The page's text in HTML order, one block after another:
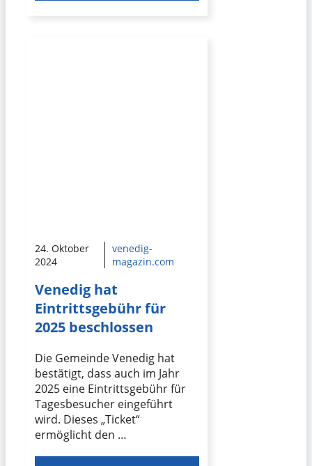
24. Oktober
2024
venedig-
magazin.com
Venedig hat
Eintrittsgebühr für
2025 beschlossen
Die Gemeinde Venedig hat
bestätigt, dass auch im Jahr
2025 eine Eintrittsgebühr für
Tagesbesucher eingeführt
wird. Dieses „Ticket“
ermöglicht den …